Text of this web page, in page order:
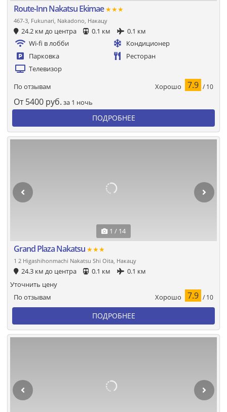
Route-Inn Nakatsu Ekimae★★★
467-3, Fukunari, Nakadono, Накацу
24.2 км до центра 0.1 км
0.1 км
Wi-fi в лобби
Кондиционер
Парковка
Ресторан
Телевизор
По отзывам Хорошо 7.9 / 10
От 5400 руб. за 1 ночь
ПОДРОБНЕЕ
1 / 14
Grand Plaza Nakatsu ★★★
1 2 Higashihonmachi Nakatsu Shi Oita, Накацу
24.3 км до центра 0.1 км 0.1 км
По отзывам Хорошо 7.9 / 10
Уточнить цену
ПОДРОБНЕЕ